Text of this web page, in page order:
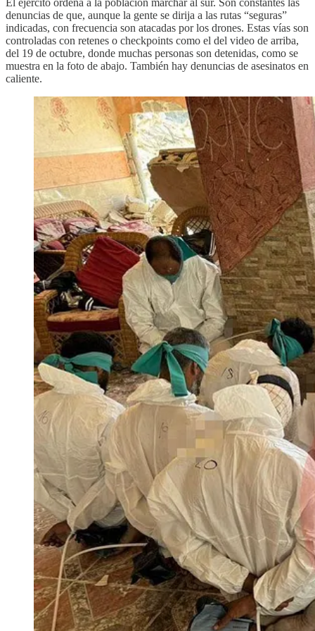
denuncias de que, aunque la gente se dirija a las rutas “seguras”
indicadas, con frecuencia son atacadas por los drones. Estas vías son
controladas con retenes o checkpoints como el del video de arriba,
del 19 de octubre, donde muchas personas son detenidas, como se
muestra en la foto de abajo. También hay denuncias de asesinatos en
caliente.